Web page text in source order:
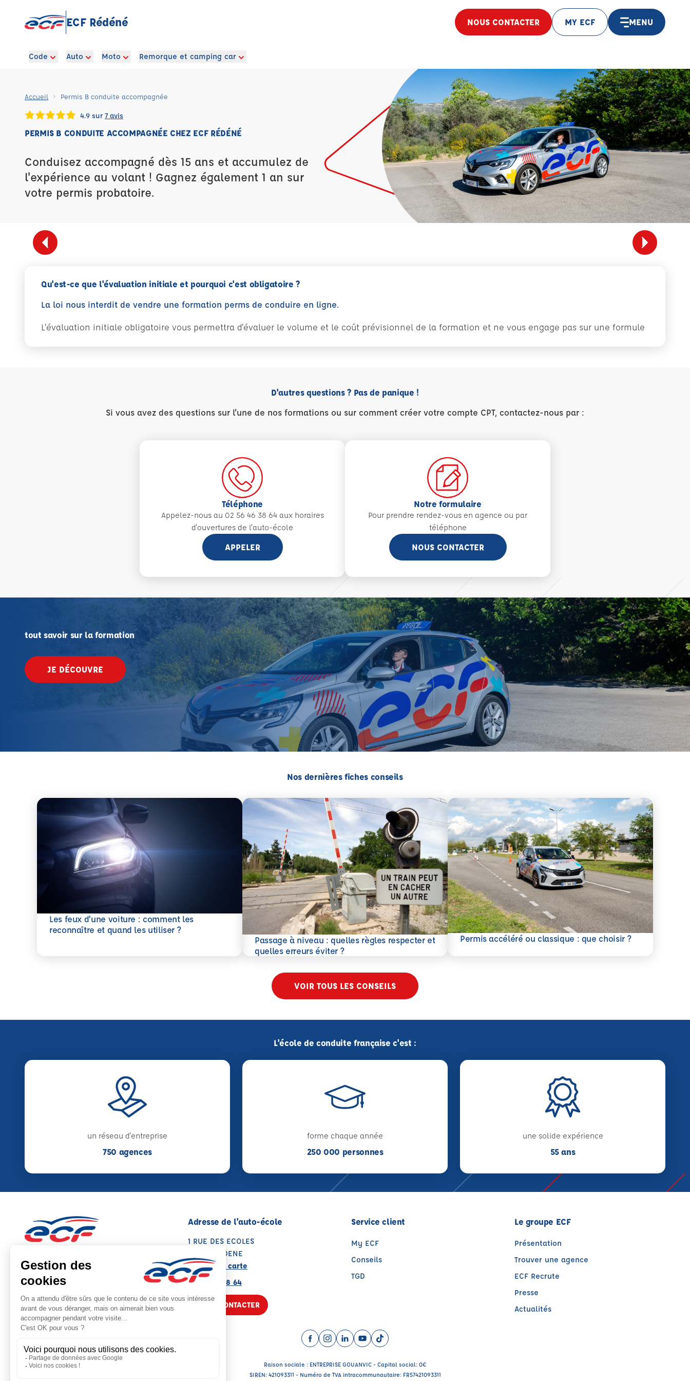
ECF Rédéné NOUS CONTACTER MY ECF MENU
Code Auto Moto Remorque et camping car
Accueil Permis B conduite accompagnée
4.9 sur 7 avis
PERMIS B CONDUITE ACCOMPAGNÉE CHEZ ECF RÉDÉNÉ
Conduisez accompagné dès 15 ans et accumulez de
l'expérience au volant ! Gagnez également 1 an sur
votre permis probatoire.
Qu'est-ce que l'évaluation initiale et pourquoi c'est obligatoire ?
La loi nous interdit de vendre une formation perms de conduire en ligne.
L'évaluation initiale obligatoire vous permettra d'évaluer le volume et le coût prévisionnel de la formation et ne vous engage pas sur une formule
D'autres questions ? Pas de panique !
Si vous avez des questions sur l'une de nos formations ou sur comment créer votre compte CPT, contactez-nous par :
Téléphone
Appelez-nous au 02 56 46 38 64 aux horaires
d'ouvertures de l'auto-école
APPELER
Notre formulaire
Pour prendre rendez-vous en agence ou par
téléphone
NOUS CONTACTER
tout savoir sur la formation
JE DÉCOUVRE
Nos dernières fiches conseils
Les feux d’une voiture : comment les
reconnaître et quand les utiliser ?
En savoir plus
Passage à niveau : quelles règles respecter et
quelles erreurs éviter ?
En savoir plus
Permis accéléré ou classique : que choisir ?
En savoir plus
VOIR TOUS LES CONSEILS
L'école de conduite française c'est :
un réseau d'entreprise
750 agences
forme chaque année
250 000 personnes
une solide expérience
55 ans
Note : 4.9/5
Moyenne calculée sur 15 avis
Adresse de l'auto-école
1 RUE DES ECOLES
29300 REDENE
Voir sur la carte
02 56 46 38 64
NOUS CONTACTER
Service client
My ECF
Conseils
TGD
Le groupe ECF
Présentation
Trouver une agence
ECF Recrute
Presse
Actualités
Facebook (nouvelle fenêtre)
Instagram (nouvelle fenêtre)
LinkedIn (nouvelle fenêtre)
YouTube (nouvelle fenêtre)
TikTok (nouvelle fenêtre)
Raison sociale : ENTREPRISE GOUANVIC - Capital social: 0€
SIREN: 421093311 - Numéro de TVA intracommunautaire: FR57421093311